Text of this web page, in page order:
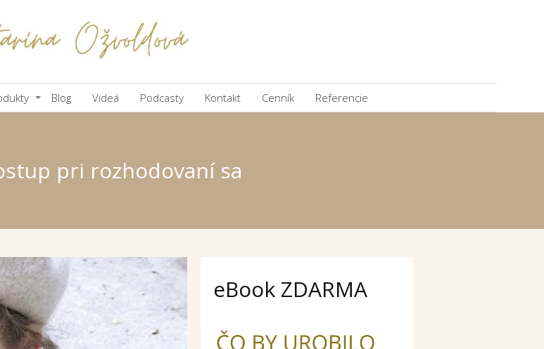
Blog Videá Podcasty Kontakt Cenník Referencie
pri rozhodovaní sa
eBook ZDARMA